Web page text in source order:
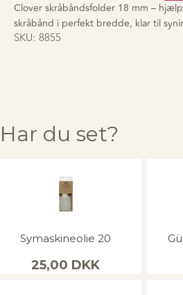
Clover skråbåndsfolder 18 mm –
skråbånd i perfekt bredde, klar til
SKU: 8855
Har du set?
Symaskineolie 20
25,00 DKK